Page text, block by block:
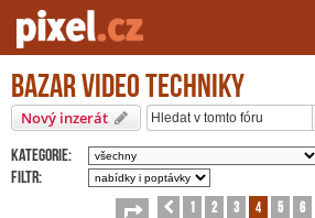
Server o natáčení a zpracování videa
Bazar video techniky
Nový inzerát
Kategorie:
Filtr:
Stránka zPředchozí
1 2 3 4 5 6